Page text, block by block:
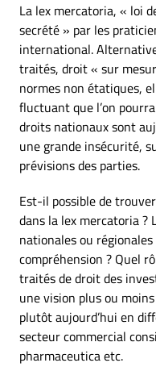
La lex mercatoria, « loi
secrété » par les
international.
traités, droit « sur
normes non étatiques,
fluctuant que l’on
droits nationaux sont
une grande insécurité,
prévisions des parties.
Est-il possible de
dans la lex mercatoria
nationales ou
compréhension ? Quel
traités de droit des
une vision plus ou
plutôt aujourd’hui en
secteur commercial
pharmaceutica etc.